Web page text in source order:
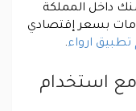
داخل المملكة
بسعر إقتصادي
ارواء.
استخدام